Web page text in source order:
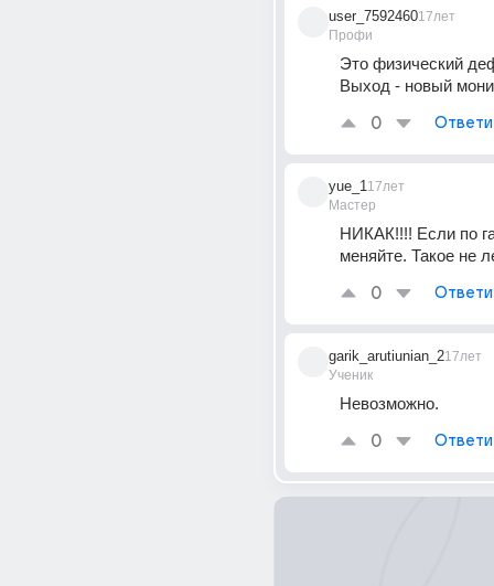
user_7592460
Профи
17лет
Это физический
Выход - новый
0
yue_1
Мастер
17лет
НИКАК!!!! Если по
меняйте. Такое не
0
garik_arutiunian_2
Ученик
17лет
Невозможно.
0